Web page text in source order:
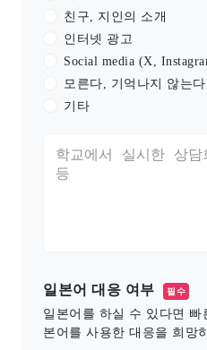
친구, 지인의 소개
인터넷 광고
Social media (X,
모른다, 기억나지 않는다
기타
일본어 대응 여부 필수
일본어를 하실 수 있다면 빠
본어를 사용한 대응을 희망